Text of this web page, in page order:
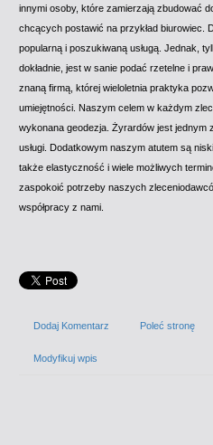
innymi osoby, które zamierzają zbudować
chcących postawić na przykład biurowiec.
popularną i poszukiwaną usługą. Jednak,
dokładnie, jest w sanie podać rzetelne i
znaną firmą, której wieloletnia praktyka
umiejętności. Naszym celem w każdym
wykonana geodezja. Żyrardów jest jednym
usługi. Dodatkowym naszym atutem są
także elastyczność i wiele możliwych
zaspokoić potrzeby naszych
współpracy z nami.
Dodaj Komentarz Poleć stronę
Modyfikuj wpis